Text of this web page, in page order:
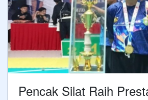
Pencak Silat Raih